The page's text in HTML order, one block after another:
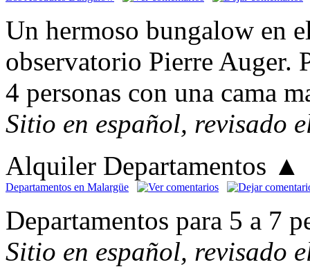
Un hermoso bungalow en
observatorio Pierre Auger.
4 personas con una cama
Sitio en español, revisado
Alquiler Departamentos ▲
Departamentos en Malargüe
Departamentos para 5 a 7
Sitio en español, revisado